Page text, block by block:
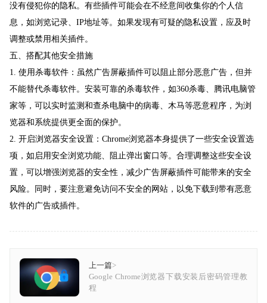
没有侵犯你的隐私。有些插件可能会在不经意间收集你的个人信
息，如浏览记录、IP地址等。如果发现有可疑的隐私设置，应及时
调整或禁用相关插件。
五、搭配其他安全措施
1. 使用杀毒软件：虽然广告屏蔽插件可以阻止部分恶意广告，但并
不能替代杀毒软件。安装可靠的杀毒软件，如360杀毒、腾讯电脑管
家等，可以实时监测和查杀电脑中的病毒、木马等恶意程序，为浏
览器和系统提供更全面的保护。
2. 开启浏览器安全设置：Chrome浏览器本身提供了一些安全设置选
项，如启用安全浏览功能、阻止弹出窗口等。合理调整这些安全设
置，可以增强浏览器的安全性，减少广告屏蔽插件可能带来的安全
风险。同时，要注意避免访问不安全的网站，以免下载到带有恶意
软件的广告或插件。
上一篇>
Google Chrome浏览器下载安装后密码管理教
程